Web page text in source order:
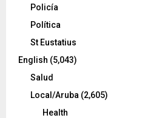
Policía
Política
St Eustatius
English (5,043)
Salud
Local/Aruba (2,605)
Health